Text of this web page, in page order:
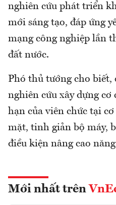
nghiên cứu phát triển
mới sáng tạo, đáp ứng
mạng công nghiệp lần
đất nước.
Phó thủ tướng cho biết,
nghiên cứu xây dựng
hạn của viên chức tại
mặt, tinh giản bộ máy,
điều kiện nâng cao
Mới nhất trên